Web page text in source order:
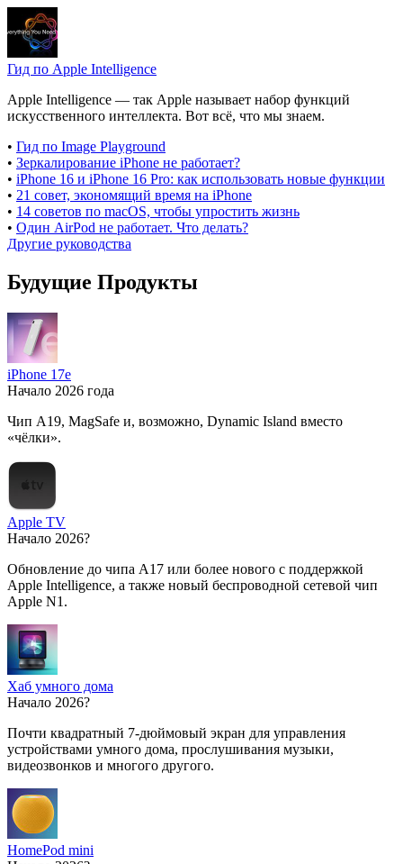
Гид по Apple Intelligence
Apple Intelligence — так Apple называет набор функций
искусственного интеллекта. Вот всё, что мы знаем.
• Гид по Image Playground
• Зеркалирование iPhone не работает?
• iPhone 16 и iPhone 16 Pro: как использовать новые функции
• 21 совет, экономящий время на iPhone
• 14 советов по macOS, чтобы упростить жизнь
• Один AirPod не работает. Что делать?
Другие руководства
Будущие Продукты
iPhone 17e
Начало 2026 года
Чип A19, MagSafe и, возможно, Dynamic Island вместо
«чёлки».
Apple TV
Начало 2026?
Обновление до чипа A17 или более нового с поддержкой
Apple Intelligence, а также новый беспроводной сетевой чип
Apple N1.
Хаб умного дома
Начало 2026?
Почти квадратный 7-дюймовый экран для управления
устройствами умного дома, прослушивания музыки,
видеозвонков и многого другого.
HomePod mini